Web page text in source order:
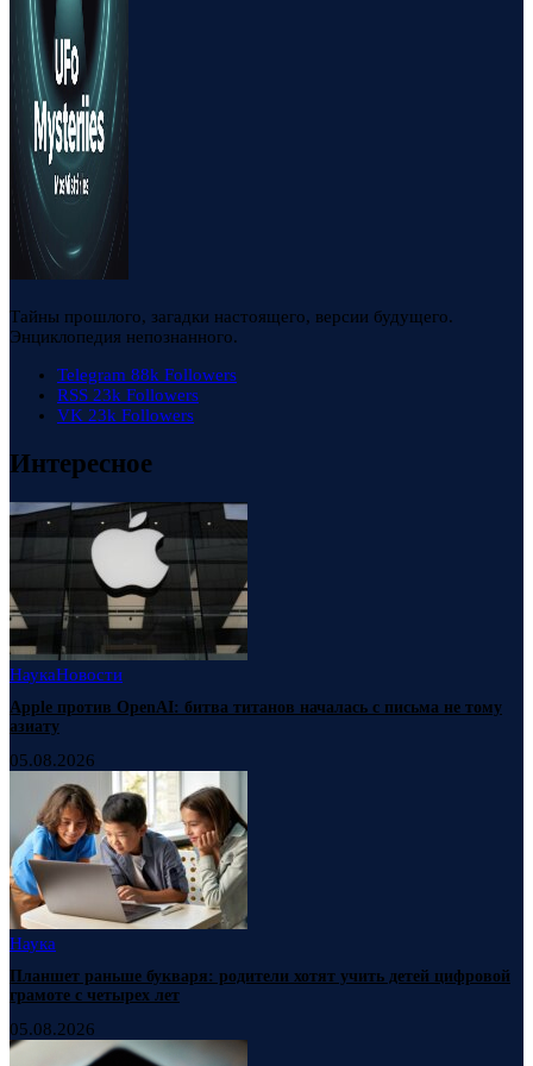
Тайны прошлого, загадки настоящего, версии будущего.
Энциклопедия непознанного.
Telegram 88k Followers
RSS 23k Followers
VK 23k Followers
Интересное
НаукаНовости
Apple против OpenAI: битва титанов началась с письма не тому
азиату
05.08.2026
Наука
Планшет раньше букваря: родители хотят учить детей цифровой
грамоте с четырех лет
05.08.2026